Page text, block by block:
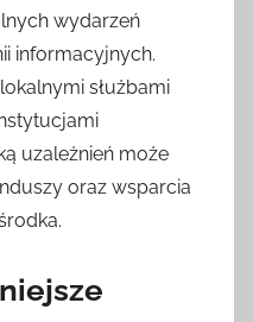
wydarzeń
informacyjnych.
służbami
uzależnień może
oraz wsparcia